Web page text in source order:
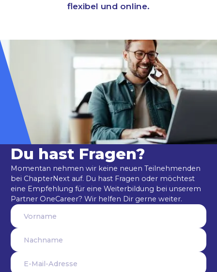
flexibel und online.
Du hast Fragen?
Momentan nehmen wir keine neuen Teilnehmenden
bei ChapterNext auf. Du hast Fragen oder möchtest
eine Empfehlung für eine Weiterbildung bei unserem
Partner OneCareer? Wir helfen Dir gerne weiter.